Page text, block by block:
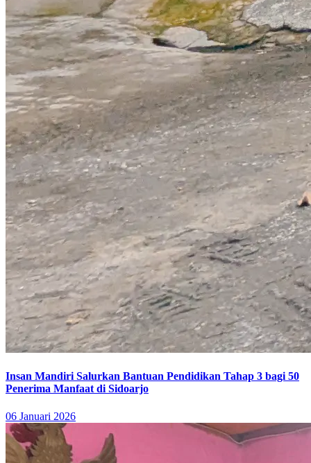
Insan Mandiri Salurkan Bantuan Pendidikan Tahap 3 bagi 50
Penerima Manfaat di Sidoarjo
06 Januari 2026